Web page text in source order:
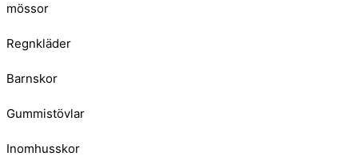
mössor
Regnkläder
Barnskor
Gummistövlar
Inomhusskor